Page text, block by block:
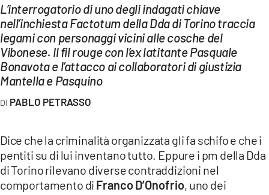
LAC ONAIR
LaC
Network
LACPLAY.IT
LACONAIR.IT
LACITYMAG.IT
ILREGGINO.IT
L’interrogatorio di uno degli indagati chiave
nell’inchiesta Factotum della Dda di Torino traccia
legami con personaggi vicini alle cosche del
Vibonese. Il fil rouge con l’ex latitante Pasquale
Bonavota e l’attacco ai collaboratori di giustizia
Mantella e Pasquino
PABLO PETRASSO
Dice che la criminalità organizzata gli fa schifo e che i
pentiti su di lui inventano tutto. Eppure i pm della Dda
di Torino rilevano diverse contraddizioni nel
comportamento di Franco D’Onofrio, uno dei